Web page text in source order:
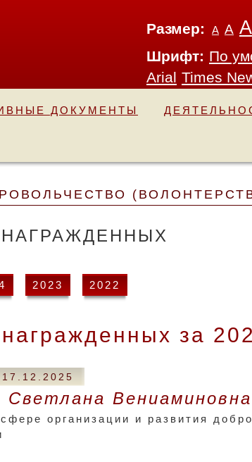
Размер: А А А
Шрифт: По
Arial Times
ДОКУМЕНТЫ
2023 2022
за
Светлана Вениаминовна
организации и развития